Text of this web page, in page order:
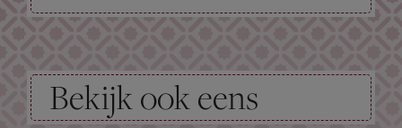
Bekijk ook eens